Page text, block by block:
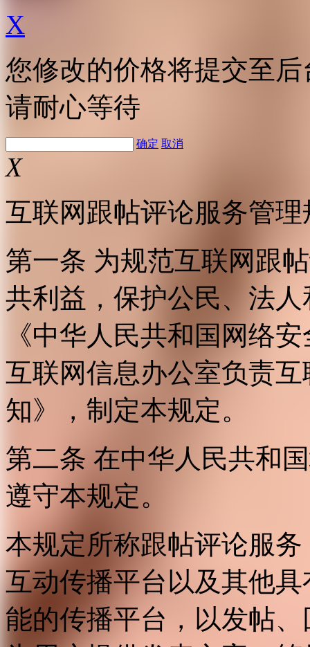
X
您修改的价格将提交至
请耐心等待
确定 取消
X
互联网跟帖评论服务管理
第一条 为规范互联网跟
共利益，保护公民、法
《中华人民共和国网络
互联网信息办公室负责
知》，制定本规定。
第二条 在中华人民共和
遵守本规定。
本规定所称跟帖评论服
互动传播平台以及其他
能的传播平台，以发帖